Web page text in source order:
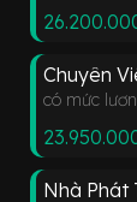
Chuyên
có mức
Nhà Phát